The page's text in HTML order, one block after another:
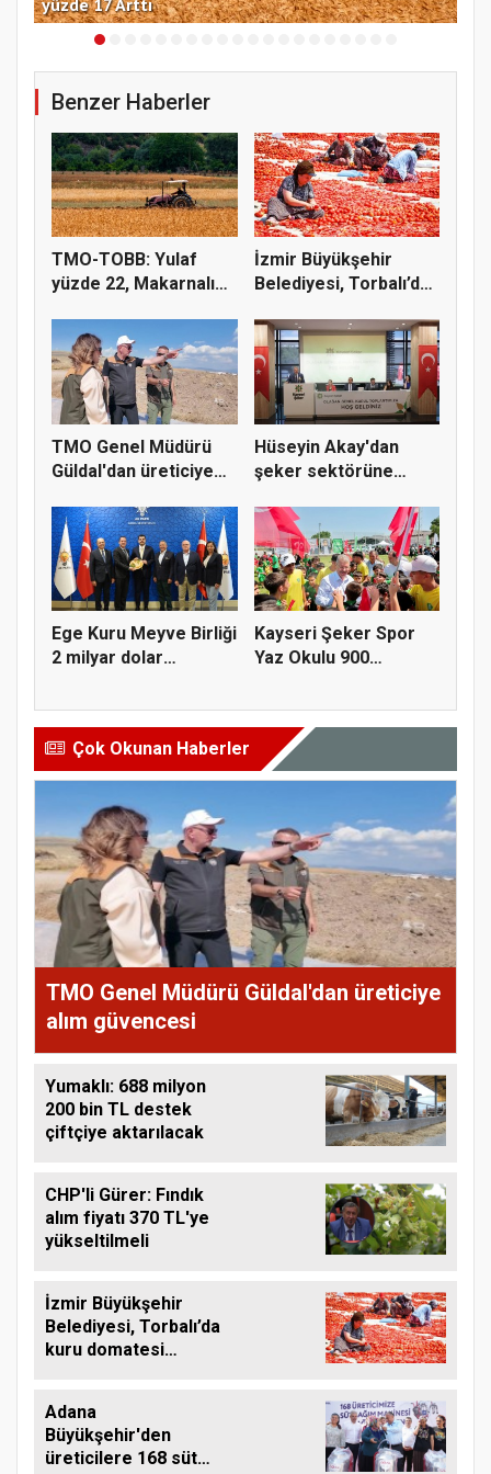
yüzde 17 Arttı
Benzer Haberler
TMO-TOBB: Yulaf
yüzde 22, Makarnalık
İzmir Büyükşehir
Belediyesi, Torbalı’da
TMO Genel Müdürü
Güldal'dan üreticiye
Hüseyin Akay'dan
şeker sektörüne
Ege Kuru Meyve Birliği
2 milyar dolar
Kayseri Şeker Spor
Yaz Okulu 900
Çok Okunan Haberler
TMO Genel Müdürü Güldal'dan üreticiye
alım güvencesi
Yumaklı: 688 milyon
200 bin TL destek
çiftçiye aktarılacak
CHP'li Gürer: Fındık
alım fiyatı 370 TL'ye
yükseltilmeli
İzmir Büyükşehir
Belediyesi, Torbalı’da
kuru domatesi
Adana
Büyükşehir'den
üreticilere 168 süt